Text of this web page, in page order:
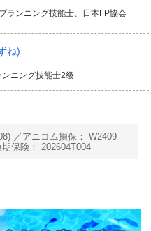
ランニング技能士、日本FP協会
ね)
ニング技能士2級
アニコム損保： W2409-
保険： 202604T004